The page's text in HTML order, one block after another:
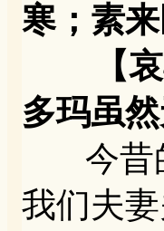
寒；素
【哀
多玛虽
今昔的
我们夫